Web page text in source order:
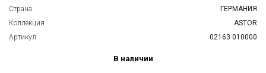
Страна
ГЕРМАНИЯ
Коллекция
ASTOR
Артикул
02163 010000
В наличии